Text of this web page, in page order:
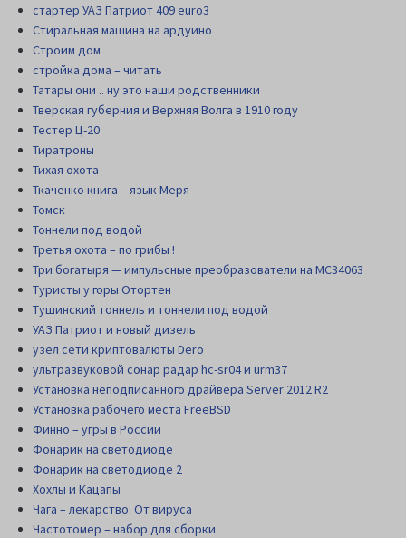
стартер УАЗ Патриот 409 euro3
Стиральная машина на ардуино
Строим дом
стройка дома – читать
Татары они .. ну это наши родственники
Тверская губерния и Верхняя Волга в 1910 году
Тестер Ц-20
Тиратроны
Тихая охота
Ткаченко книга – язык Меря
Томск
Тоннели под водой
Третья охота – по грибы !
Три богатыря — импульсные преобразователи на MC34063
Туристы у горы Отортен
Тушинский тоннель и тоннели под водой
УАЗ Патриот и новый дизель
узел сети криптовалюты Dero
ультразвуковой сонар радар hc-sr04 и urm37
Установка неподписанного драйвера Server 2012 R2
Установка рабочего места FreeBSD
Финно – угры в России
Фонарик на светодиоде
Фонарик на светодиоде 2
Хохлы и Кацапы
Чага – лекарство. От вируса
Частотомер – набор для сборки